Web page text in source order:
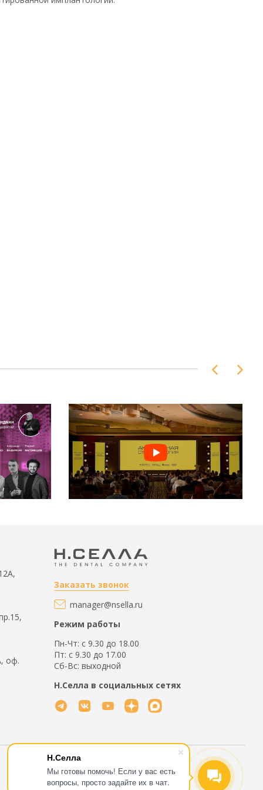
Н.Селла
Мы готовы помочь! Если у вас есть
вопросы, просто задайте их в чат.
оф.
Заказать звонок
manager@nsella.ru
Режим работы
Пн-Чт: с 9.30 до 18.00
Пт: с 9.30 до 17.00
Сб-Вс: выходной
Н.Селла в социальных сетях